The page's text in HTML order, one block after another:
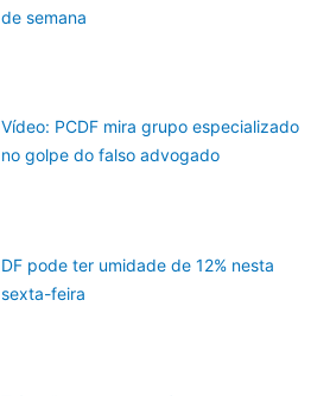
de semana
Vídeo: PCDF mira grupo especializado
no golpe do falso advogado
DF pode ter umidade de 12% nesta
sexta-feira